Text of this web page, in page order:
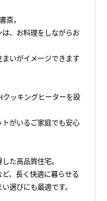
斎。
、お料理をしながらお
いがイメージできます
ッキングヒーターを設
がいるご家庭でも安心
た高品質住宅。
、長く快適に暮らせる
選びにも最適です。